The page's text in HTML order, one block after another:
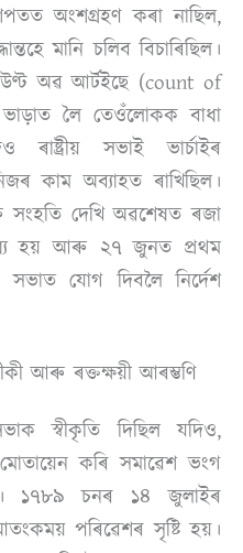
অংশগ্ৰহণ কৰা নাছিল,
মানি চলিব বিচাৰিছিল।
অৱ আৰ্টইছে (count of
লৈ তেওঁলোকক বাধা
ৰাষ্ট্ৰীয় সভাই ভাৰ্চাইৰ
কাম অব্যাহত ৰাখিছিল।
দেখি অৱশেষত ৰজা
হয় আৰু ২৭ জুনত প্ৰথম
সভাত যোগ দিবলৈ নিৰ্দেশ
আৰু ৰক্তক্ষয়ী আৰম্ভণি
স্বীকৃতি দিছিল যদিও,
কৰি সমাৱেশ ভংগ
১৭৮৯ চনৰ ১৪ জুলাইৰ
পৰিৱেশৰ সৃষ্টি হয়।